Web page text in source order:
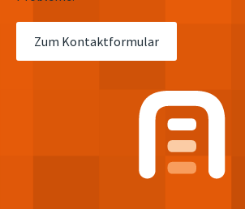
Zum Kontaktformular